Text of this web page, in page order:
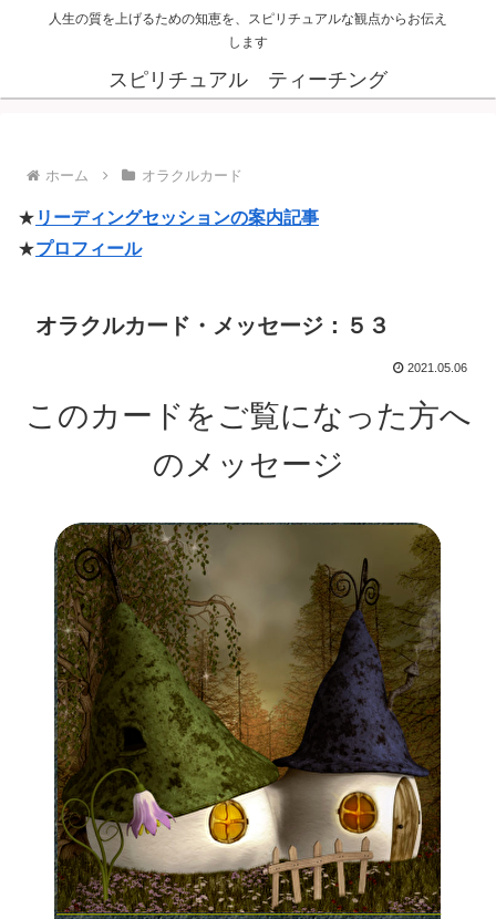
人生の質を上げるための知恵を、スピリチュアルな観点からお伝え
します
スピリチュアル ティーチング
ホーム オラクルカード
★ リーディングセッションの案内記事
★プロフィール
オラクルカード・メッセージ：５３
2021.05.06
このカードをご覧になった方へ
のメッセージ